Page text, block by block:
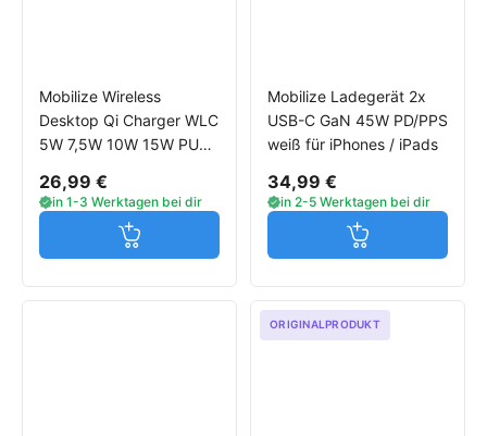
Mobilize Wireless
Desktop Qi Charger WLC
5W 7,5W 10W 15W PU
26,99 €
in 1-3 Werktagen bei dir
Jetzt in den Warenkorb
Mobilize Ladegerät 2x
USB-C GaN 45W PD/PPS
weiß für iPhones / iPads
34,99 €
in 2-5 Werktagen bei dir
Jetzt in den
ORIGINALPRODUKT